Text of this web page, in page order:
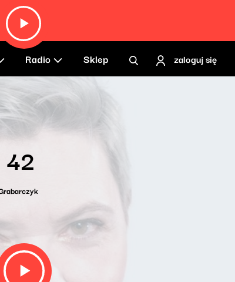
Radio Sklep zaloguj się